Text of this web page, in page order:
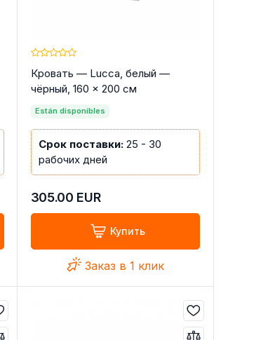
Кровать — Lucca, белый —
чёрный, 160 × 200 см
Están disponibles
Срок поставки:25 - 30
рабочих дней
305.00 EUR
Купить
Заказ в 1 клик